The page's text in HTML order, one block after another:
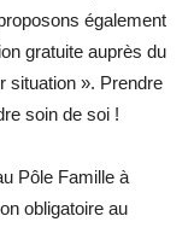
également
gratuite auprès du
situation ». Prendre
soin de soi !
Pôle Famille à
obligatoire au